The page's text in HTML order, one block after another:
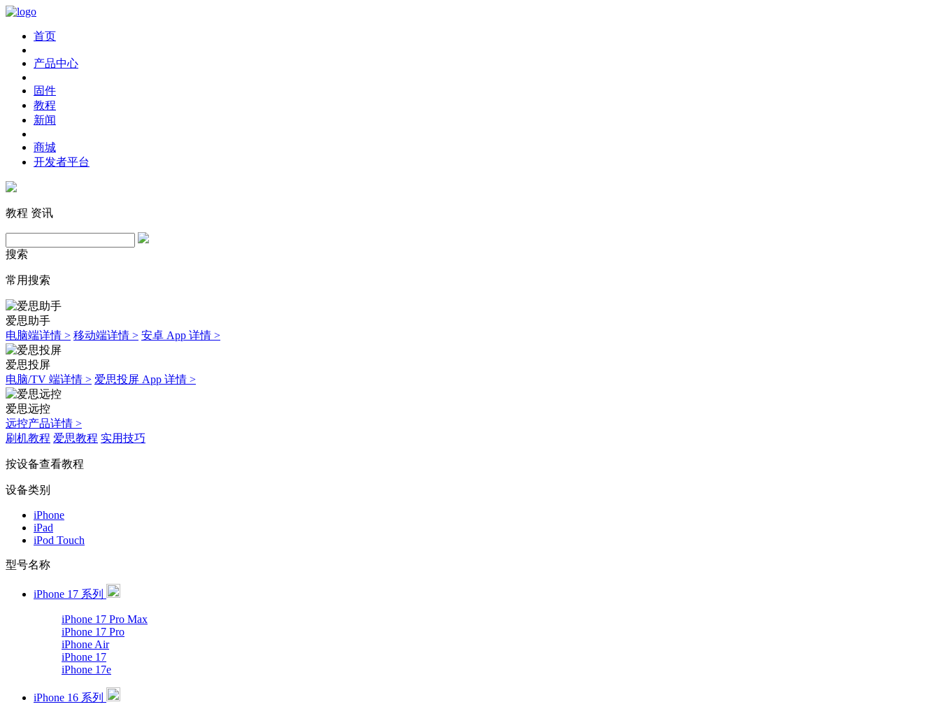
首页
产品中心
固件
教程
新闻
商城
开发者平台
教程 资讯
搜索
常用搜索
爱思助手
电脑端详情 > 移动端详情 > 安卓 App 详情 >
爱思投屏
电脑/TV 端详情 > 爱思投屏 App 详情 >
爱思远控
远控产品详情 >
刷机教程 爱思教程 实用技巧
按设备查看教程
设备类别
iPhone
iPad
iPod Touch
型号名称
iPhone 17 系列
iPhone 17 Pro Max
iPhone 17 Pro
iPhone Air
iPhone 17
iPhone 17e
iPhone 16 系列